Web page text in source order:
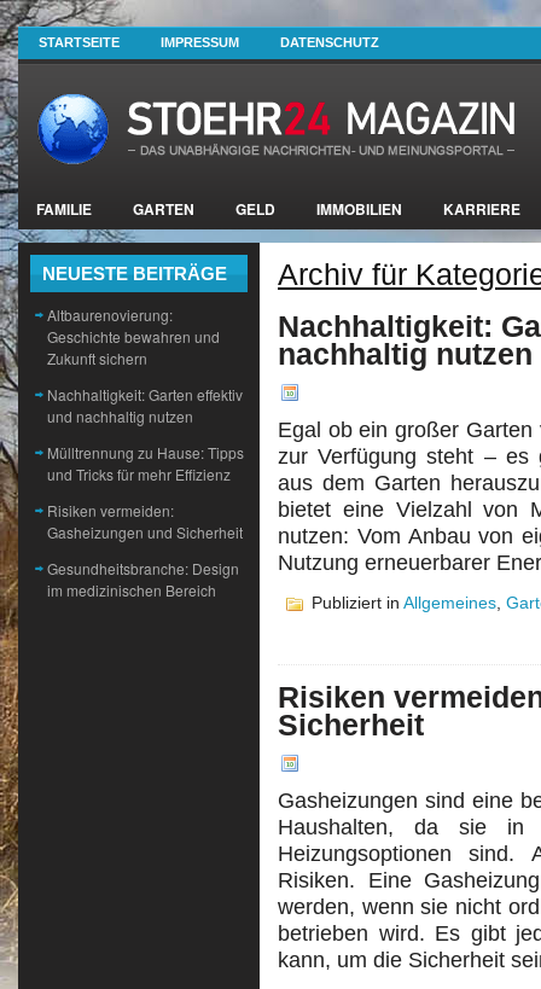
STARTSEITE IMPRESSUM DATENSCHUTZ
FAMILIE GARTEN GELD IMMOBILIEN KARRIERE
NEUESTE BEITRÄGE
Altbaurenovierung:
Geschichte bewahren und
Zukunft sichern
Nachhaltigkeit: Garten effektiv
und nachhaltig nutzen
Mülltrennung zu Hause: Tipps
und Tricks für mehr Effizienz
Risiken vermeiden:
Gasheizungen und Sicherheit
Gesundheitsbranche: Design
im medizinischen Bereich
Archiv für Kategorie
Nachhaltigkeit:
nachhaltig nutzen
Egal ob ein großer
zur Verfügung steht – es
aus dem Garten
bietet eine Vielzahl von
nutzen: Vom Anbau von
Nutzung erneuerbarer
Publiziert in Allgemeines
Risiken
Sicherheit
Gasheizungen sind eine
Haushalten, da sie in
Heizungsoptionen sind.
Risiken. Eine
werden, wenn sie nicht
betrieben wird. Es gibt
kann, um die Sicherheit